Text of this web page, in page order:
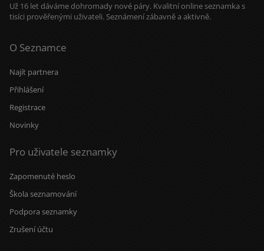
Už 16 let dáváme dohromady nové páry. Kvalitní online seznamka s
tisíci prověřenými uživateli. Seznámení zábavně a aktivně.
O Seznamce
Najít partnera
Přihlášení
Registrace
Novinky
Pro uživatele seznamky
Zapomenuté heslo
Škola seznamování
Podpora seznamky
Zrušení účtu